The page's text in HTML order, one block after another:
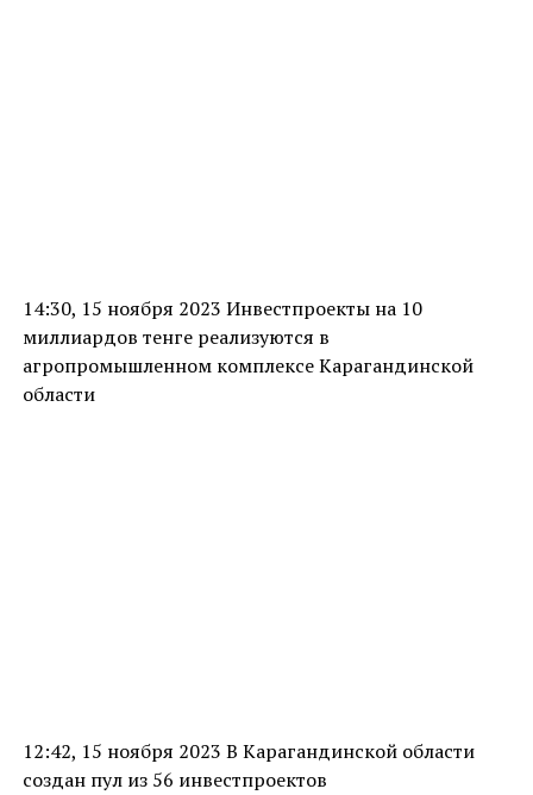
14:30, 15 ноября 2023 Инвестпроекты на 10
миллиардов тенге реализуются в
агропромышленном комплексе Карагандинской
области
12:42, 15 ноября 2023 В Карагандинской области
создан пул из 56 инвестпроектов